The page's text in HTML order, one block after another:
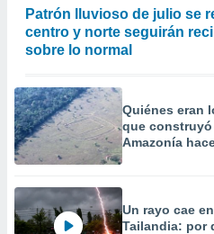
Patrón lluvioso de julio se
centro y norte seguirán
sobre lo normal
Quiénes eran
que
Amazonía
Un rayo cae
Tailandia: por